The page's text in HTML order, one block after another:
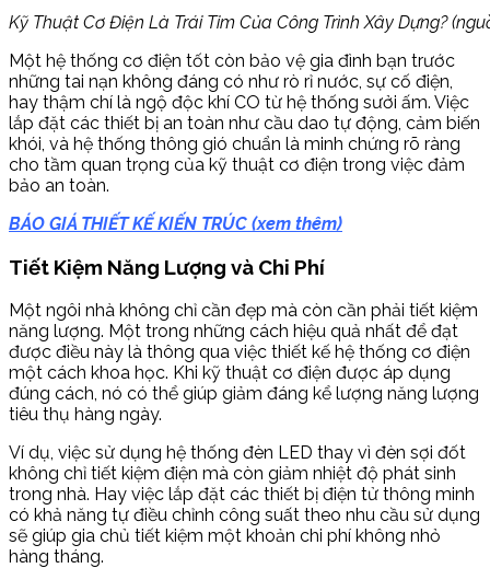
Kỹ Thuật Cơ Điện Là Trái Tim Của Công Trình Xây Dựng?
Một hệ thống cơ điện tốt còn bảo vệ gia đình bạn trước
những tai nạn không đáng có như rò rỉ nước, sự cố điện,
hay thậm chí là ngộ độc khí CO từ hệ thống sưởi ấm. Việc
lắp đặt các thiết bị an toàn như cầu dao tự động, cảm biến
khói, và hệ thống thông gió chuẩn là minh chứng rõ ràng
cho tầm quan trọng của kỹ thuật cơ điện trong việc đảm
bảo an toàn.
BÁO GIÁ THIẾT KẾ KIẾN TRÚC (xem thêm)
Tiết Kiệm Năng Lượng và Chi Phí
Một ngôi nhà không chỉ cần đẹp mà còn cần phải tiết kiệm
năng lượng. Một trong những cách hiệu quả nhất để đạt
được điều này là thông qua việc thiết kế hệ thống cơ điện
một cách khoa học. Khi kỹ thuật cơ điện được áp dụng
đúng cách, nó có thể giúp giảm đáng kể lượng năng lượng
tiêu thụ hàng ngày.
Ví dụ, việc sử dụng hệ thống đèn LED thay vì đèn sợi đốt
không chỉ tiết kiệm điện mà còn giảm nhiệt độ phát sinh
trong nhà. Hay việc lắp đặt các thiết bị điện tử thông minh
có khả năng tự điều chỉnh công suất theo nhu cầu sử dụng
sẽ giúp gia chủ tiết kiệm một khoản chi phí không nhỏ
hàng tháng.